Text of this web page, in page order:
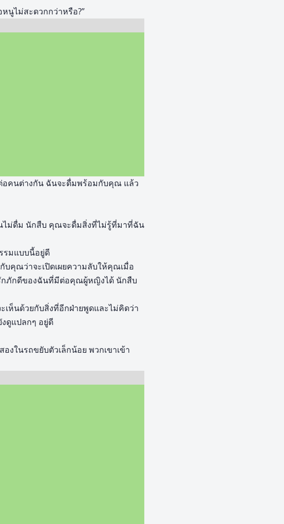
นูไม่สะดวกกว่าหรือ?”
อคนต่างกัน ฉันจะดื่มพร้อมกับคุณ แล้ว
ไม่ดื่ม นักสืบ คุณจะดื่มสิ่งที่ไม่รู้ที่มาที่ฉัน
รมแบบนี้อยู่ดี
คุณว่าจะเปิดเผยความลับให้คุณเมื่อ
กภักดีของฉันที่มีต่อคุณผู้หญิงได้ นักสืบ
เห็นด้วยกับสิ่งที่อีกฝ่ายพูดและไม่คิดว่า
ดูแปลกๆ อยู่ดี
งในรถขยับตัวเล็กน้อย พวกเขาเข้า